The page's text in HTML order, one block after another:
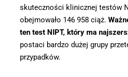
skuteczności klinicznej testów
obejmowało 146 958 ciąż.
ten test NIPT, który ma
postaci bardzo dużej grupy
przypadków.